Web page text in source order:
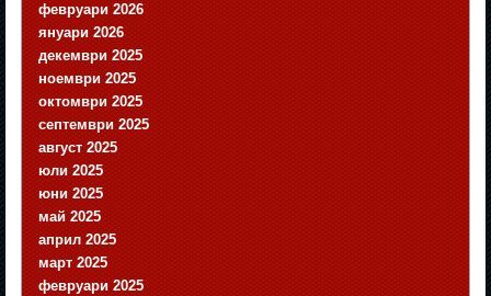
февруари 2026
януари 2026
декември 2025
ноември 2025
октомври 2025
септември 2025
август 2025
юли 2025
юни 2025
май 2025
април 2025
март 2025
февруари 2025